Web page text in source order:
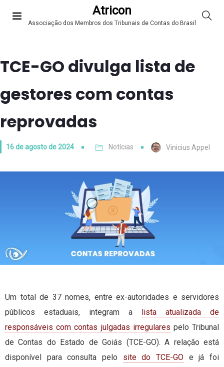
Atricon
Associação dos Membros dos Tribunais de Contas do Brasil
TCE-GO divulga lista de
gestores com contas
reprovadas
16 de agosto de 2024 Notícias Vinicius Appel
Um total de 37 nomes, entre ex-autoridades e servidores
públicos estaduais, integram a
lista atualizada de
responsáveis com contas julgadas irregulares pelo Tribunal
de Contas do Estado de Goiás (TCE-GO). A relação está
disponível para consulta pelo site do TCE-GO e já foi